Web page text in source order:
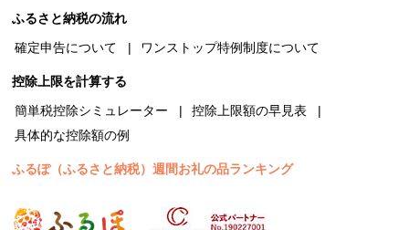
ふるさと納税の流れ
確定申告について
ワンストップ特例制度について
控除上限を計算する
簡単税控除シミュレーター
控除上限額の早見表
具体的な控除額の例
ふるぽ（ふるさと納税）週間お礼の品ランキング